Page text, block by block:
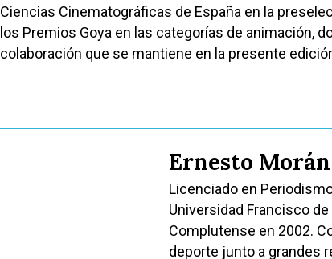
Ciencias Cinematográficas de España en la
los Premios Goya en las categorías de animación,
colaboración que se mantiene en la presente
Ernesto Morán
Licenciado en
Universidad Francisco
Complutense en 2002.
deporte junto a grandes